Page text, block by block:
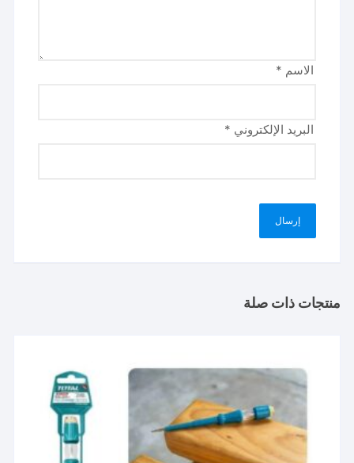
الاسم *
البريد الإلكتروني *
منتجات ذات صلة